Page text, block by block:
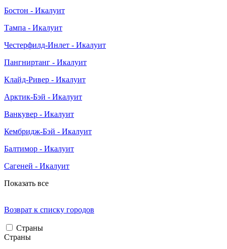
Бостон - Икалуит
Тампа - Икалуит
Честерфилд-Инлет - Икалуит
Пангниртанг - Икалуит
Клайд-Ривер - Икалуит
Арктик-Бэй - Икалуит
Ванкувер - Икалуит
Кембридж-Бэй - Икалуит
Балтимор - Икалуит
Сагеней - Икалуит
Показать все
Возврат к списку городов
Страны
Страны